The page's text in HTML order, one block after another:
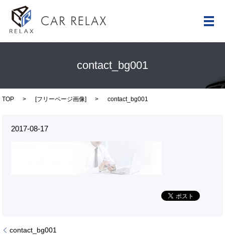
メ
contact_bg001
TOP [フリーページ画像] contact_bg001
2017-08-17
contact_bg001